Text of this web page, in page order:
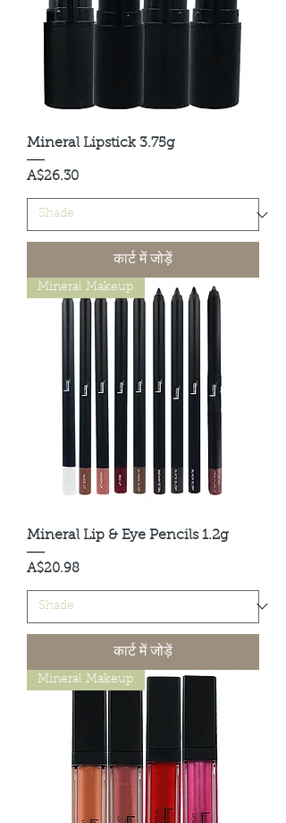
Mineral Lipstick 3.75g
मूल्य
A$26.30
कार्ट में जोड़ें
Mineral Makeup
Mineral Lip & Eye Pencils 1.2g
मूल्य
A$20.98
कार्ट में जोड़ें
Mineral Makeup